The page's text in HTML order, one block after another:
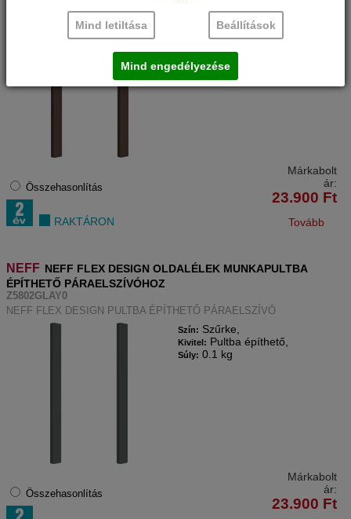
Barna,
Kivitel: Pultba építhető,
Összehasonlítás
RAKTÁRON
Márkabolt
ár:
23.900 Ft
Tovább
NEFF NEFF FLEX DESIGN OLDALÉLEK MUNKAPULTBA
ÉPÍTHETŐ PÁRAELSZÍVÓHOZ
Z5802GLAY0
NEFF FLEX DESIGN PULTBA ÉPÍTHETŐ PÁRAELSZÍVÓ
Szín: Szűrke,
Kivitel: Pultba építhető,
Súly: 0.1 kg
Összehasonlítás
Márkabolt
ár:
23.900 Ft
Mind letiltása Beállítások
Mind engedélyezése